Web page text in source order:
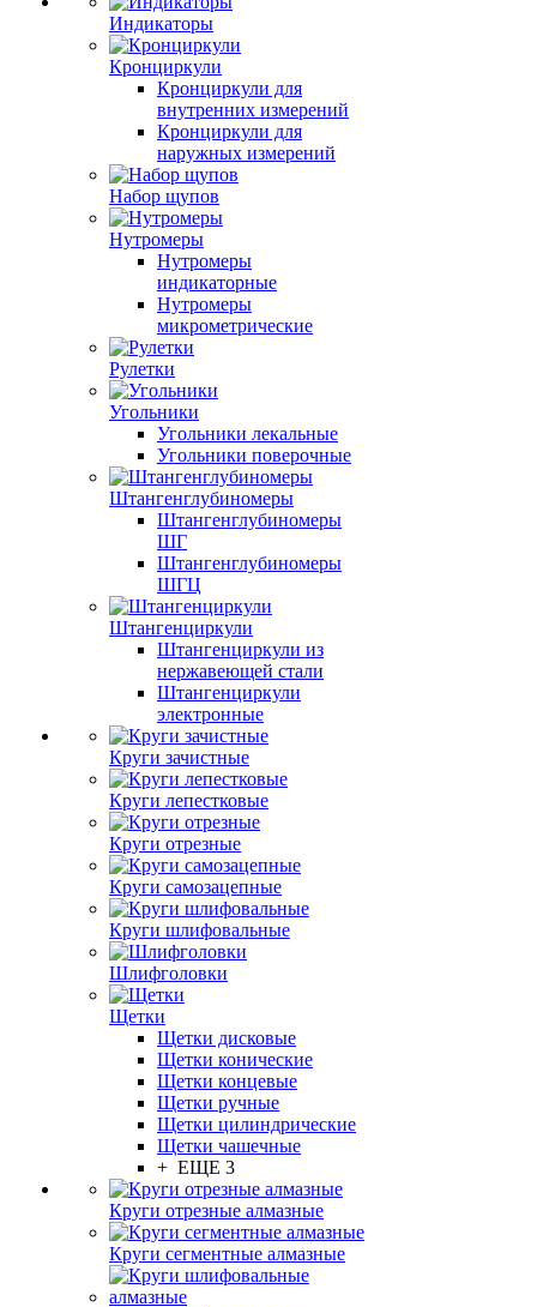
Индикаторы
Кронциркули
Кронциркули для
внутренних измерений
Кронциркули для
наружных измерений
Набор щупов
Нутромеры
Нутромеры
индикаторные
Нутромеры
микрометрические
Рулетки
Угольники
Угольники лекальные
Угольники поверочные
Штангенглубиномеры
Штангенглубиномеры
ШГ
Штангенглубиномеры
ШГЦ
Штангенциркули
Штангенциркули из
нержавеющей стали
Штангенциркули
электронные
Круги зачистные
Круги лепестковые
Круги отрезные
Круги самозацепные
Круги шлифовальные
Шлифголовки
Щетки
Щетки дисковые
Щетки конические
Щетки концевые
Щетки ручные
Щетки цилиндрические
Щетки чашечные
+ ЕЩЕ 3
Круги отрезные алмазные
Круги сегментные алмазные